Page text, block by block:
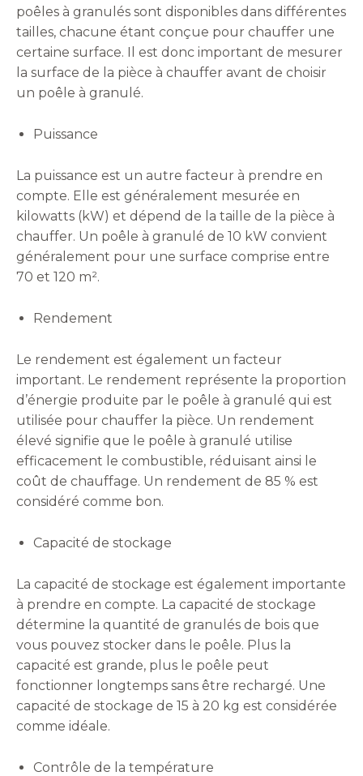
poêles à granulés sont disponibles dans différentes
tailles, chacune étant conçue pour chauffer une
certaine surface. Il est donc important de mesurer
la surface de la pièce à chauffer avant de choisir
un poêle à granulé.
Puissance
La puissance est un autre facteur à prendre en
compte. Elle est généralement mesurée en
kilowatts (kW) et dépend de la taille de la pièce à
chauffer. Un poêle à granulé de 10 kW convient
généralement pour une surface comprise entre
70 et 120 m².
Rendement
Le rendement est également un facteur
important. Le rendement représente la proportion
d’énergie produite par le poêle à granulé qui est
utilisée pour chauffer la pièce. Un rendement
élevé signifie que le poêle à granulé utilise
efficacement le combustible, réduisant ainsi le
coût de chauffage. Un rendement de 85 % est
considéré comme bon.
Capacité de stockage
La capacité de stockage est également importante
à prendre en compte. La capacité de stockage
détermine la quantité de granulés de bois que
vous pouvez stocker dans le poêle. Plus la
capacité est grande, plus le poêle peut
fonctionner longtemps sans être rechargé. Une
capacité de stockage de 15 à 20 kg est considérée
comme idéale.
Contrôle de la température